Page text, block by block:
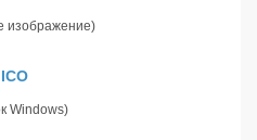
изображение)
ICO
Windows)